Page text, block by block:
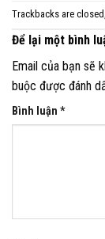
Trackbacks are
Để lại một bình
Email của bạn sẽ
buộc được đánh
Bình luận *